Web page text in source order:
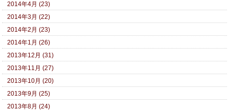
2014年4月 (23)
2014年3月 (22)
2014年2月 (23)
2014年1月 (26)
2013年12月 (31)
2013年11月 (27)
2013年10月 (20)
2013年9月 (25)
2013年8月 (24)